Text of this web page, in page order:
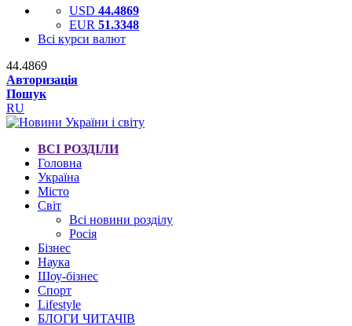
USD 44.4869
EUR 51.3348
Всі курси валют
44.4869
Авторизація
Пошук
RU
ВСІ РОЗДІЛИ
Головна
Україна
Місто
Світ
Всі новини розділу
Росія
Бізнес
Наука
Шоу-бізнес
Спорт
Lifestyle
БЛОГИ ЧИТАЧІВ